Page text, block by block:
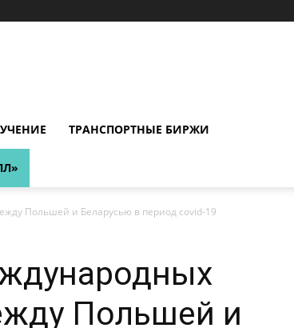
ТРАНСПОРТНЫЕ БИРЖИ
Польшей и Беларусью в период covid-19
Польшей и